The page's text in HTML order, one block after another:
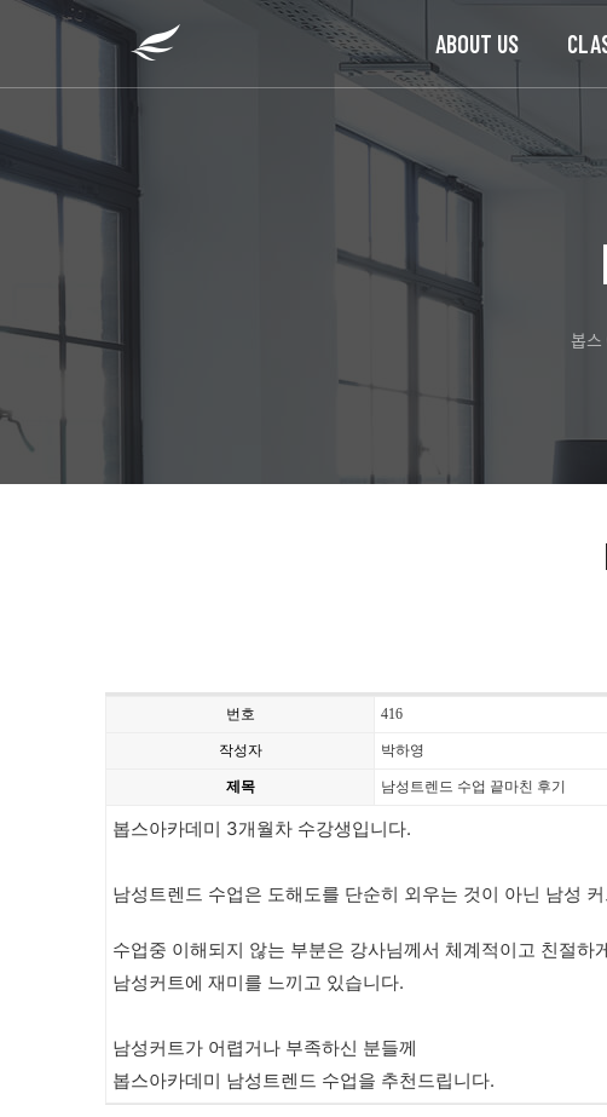
ABOUT US
봅스
번호 416
작성자 박하영
제목 남성트렌드 수업 끝마친 후기
봅스아카데미 3개월차 수강생입니다.
남성트렌드 수업은 도해도를 단순히 외우는 것이 아닌 남성
수업중 이해되지 않는 부분은 강사님께서 체계적이고 친절하
남성커트에 재미를 느끼고 있습니다.
남성커트가 어렵거나 부족하신 분들께
봅스아카데미 남성트렌드 수업을 추천드립니다.